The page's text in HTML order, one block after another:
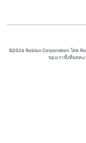
©2026 Roblox Corporation โดย
ของเราทั้งที่จดทะ